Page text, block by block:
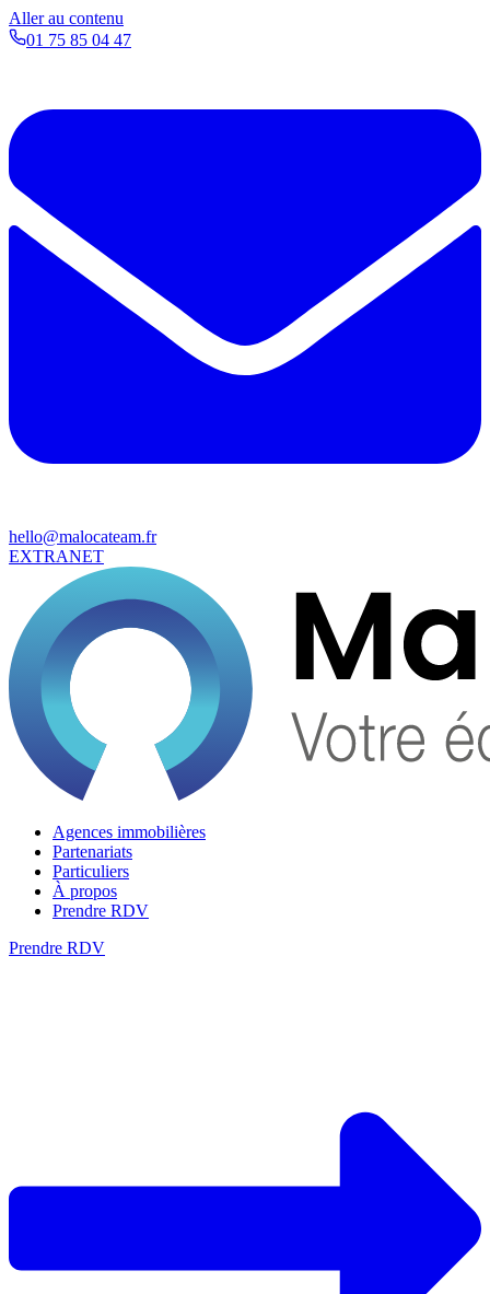
Aller au contenu
01 75 85 04 47
hello@malocateam.fr
EXTRANET
Agences immobilières
Partenariats
Particuliers
À propos
Prendre RDV
Prendre RDV